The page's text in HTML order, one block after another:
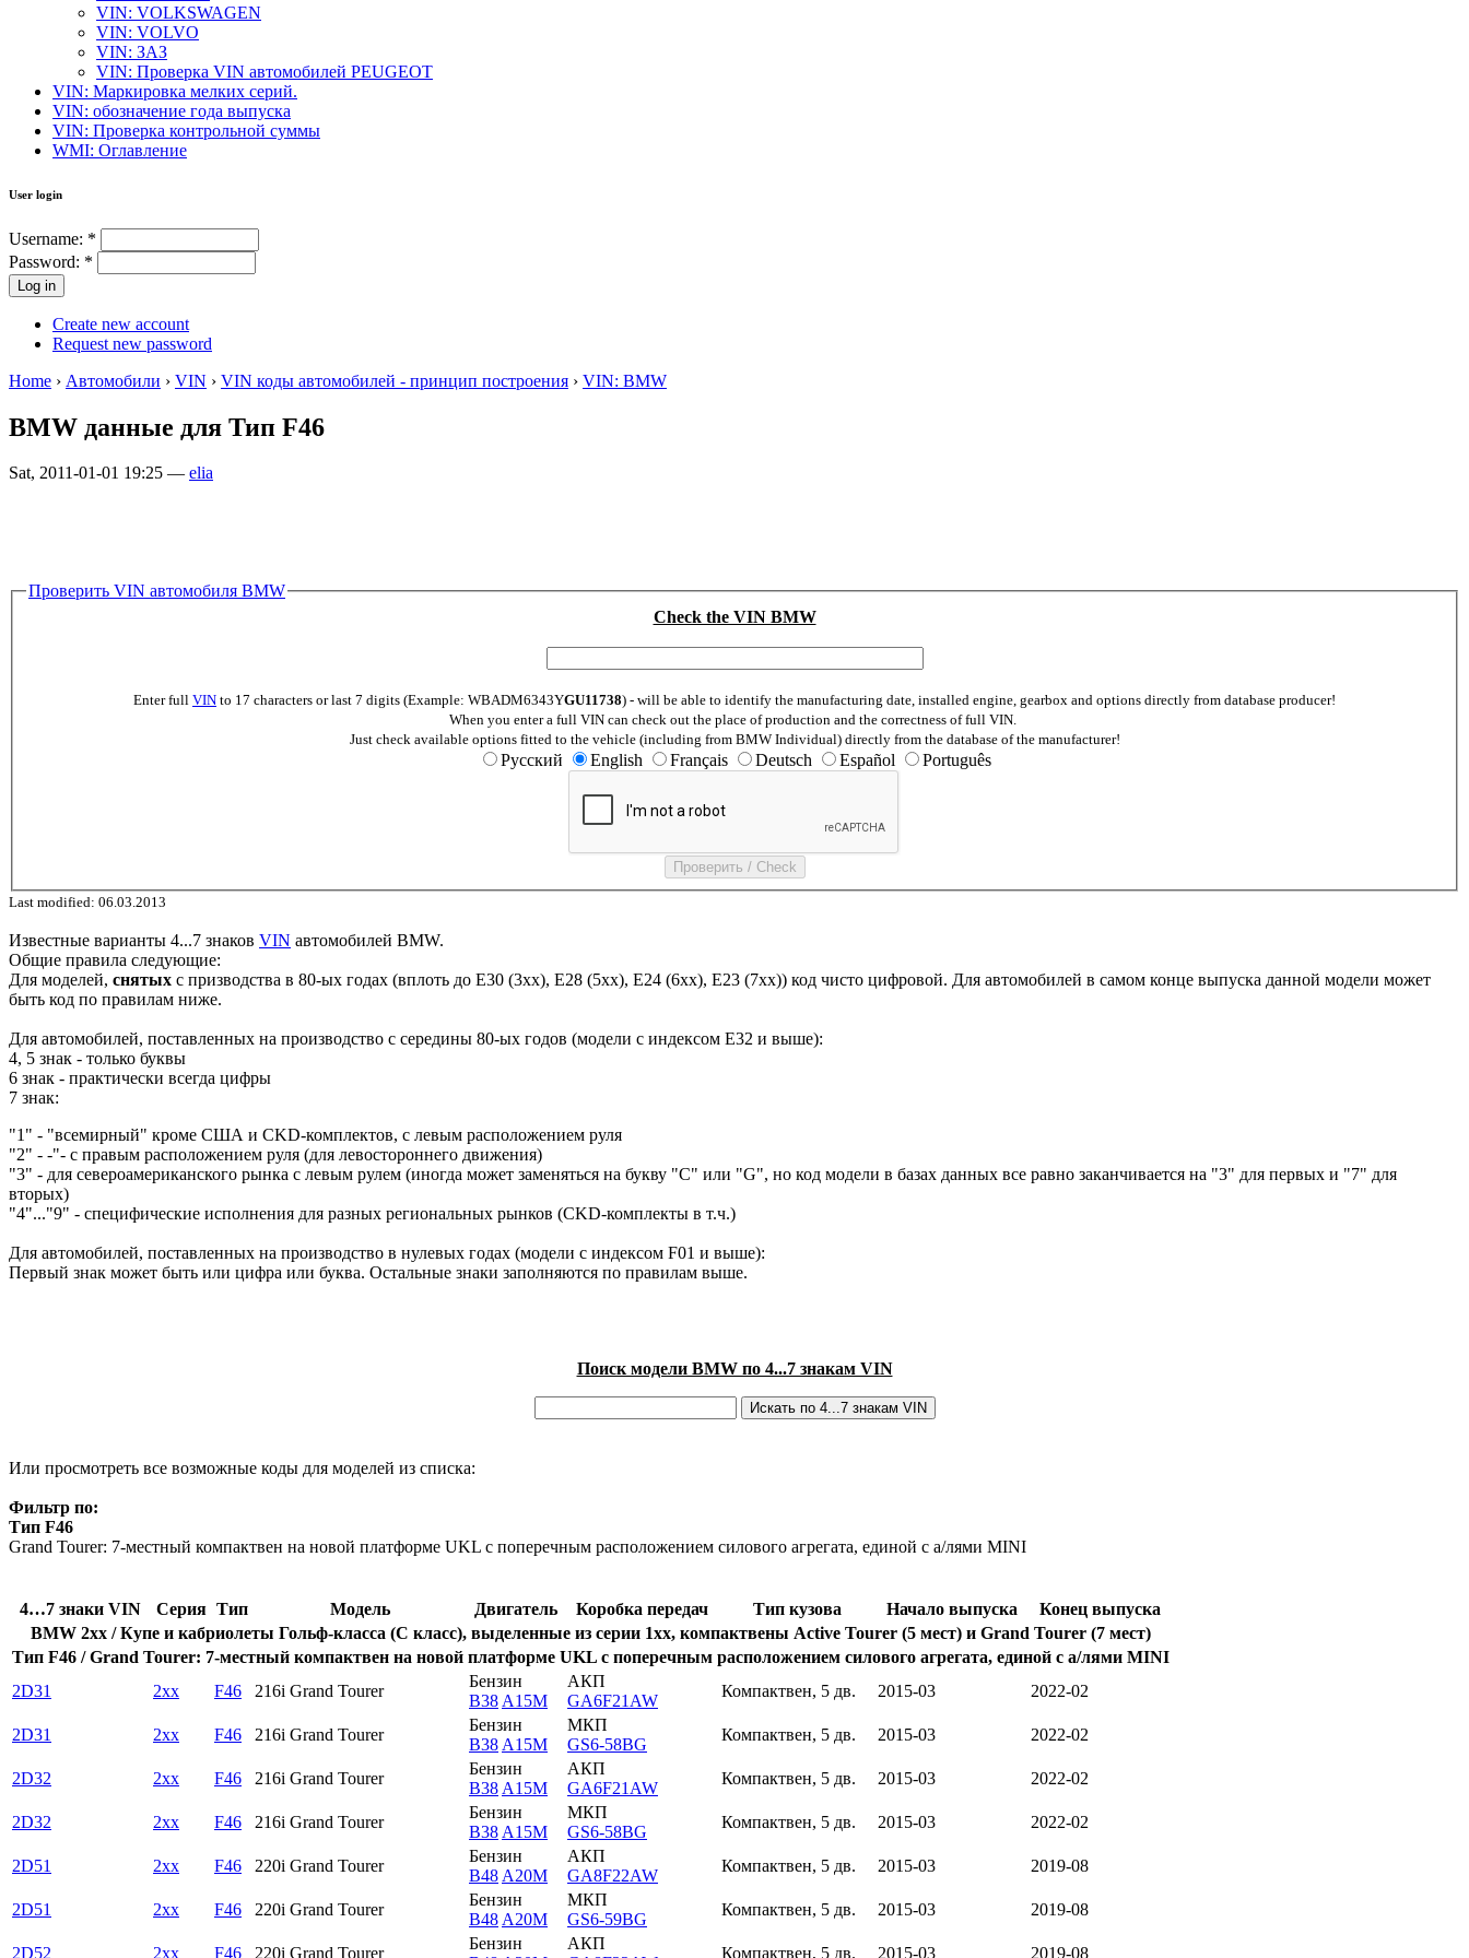
VIN: VOLKSWAGEN
VIN: VOLVO
VIN: ЗАЗ
VIN: Проверка VIN автомобилей PEUGEOT
VIN: Маркировка мелких серий.
VIN: обозначение года выпуска
VIN: Проверка контрольной суммы
WMI: Оглавление
User login
Username: *
Password: *
Create new account
Request new password
Home › Автомобили › VIN › VIN коды автомобилей - принцип построения › VIN: BMW
BMW данные для Тип F46
Sat, 2011-01-01 19:25 — elia
Проверить VIN автомобиля BMW
Check the VIN BMW
Enter full VIN to 17 characters or last 7 digits (Example: WBADM6343YGU11738) - will be able to identify the manufacturing date, installed engine, gearbox and options directly from database producer!
When you enter a full VIN can check out the place of production and the correctness of full VIN.
Just check available options fitted to the vehicle (including from BMW Individual) directly from the database of the manufacturer!
Русский English Français Deutsch Español Português
Last modified: 06.03.2013
Известные варианты 4...7 знаков VIN автомобилей BMW.
Общие правила следующие:
Для моделей, снятых с призводства в 80-ых годах (вплоть до E30 (3xx), E28 (5xx), E24 (6xx), E23 (7xx)) код чисто цифровой. Для автомобилей в самом конце выпуска данной модели может
быть код по правилам ниже.
Для автомобилей, поставленных на производство с середины 80-ых годов (модели с индексом E32 и выше):
4, 5 знак - только буквы
6 знак - практически всегда цифры
7 знак:
"1" - "всемирный" кроме США и CKD-комплектов, с левым расположением руля
"2" - -"- с правым расположением руля (для левостороннего движения)
"3" - для североамериканского рынка с левым рулем (иногда может заменяться на букву "C" или "G", но код модели в базах данных все равно заканчивается на "3" для первых и "7" для
вторых)
"4"..."9" - специфические исполнения для разных региональных рынков (CKD-комплекты в т.ч.)
Для автомобилей, поставленных на производство в нулевых годах (модели с индексом F01 и выше):
Первый знак может быть или цифра или буква. Остальные знаки заполняются по правилам выше.
Поиск модели BMW по 4...7 знакам VIN
Или просмотреть все возможные коды для моделей из списка:
Фильтр по:
Тип F46
Grand Tourer: 7-местный компактвен на новой платформе UKL с поперечным расположением силового агрегата, единой с а/лями MINI
4…7 знаки VIN Серия Тип Модель Двигатель Коробка передач Тип кузова Начало выпуска
Конец выпуска
BMW 2xx / Купе и кабриолеты Гольф-класса (C класс), выделенные из серии 1xx, компактвены Active Tourer (5 мест) и Grand Tourer (7 мест)
Тип F46 / Grand Tourer: 7-местный компактвен на новой платформе UKL с поперечным расположением силового агрегата, единой с а/лями MINI
2D31
2xx F46 216i Grand Tourer
Бензин
B38 A15M
АКП
GA6F21AW
Компактвен, 5 дв. 2015-03 2022-02
2D31 2xx F46 216i Grand Tourer
Бензин
B38 A15M
МКП
GS6-58BG
Компактвен, 5 дв. 2015-03 2022-02
2D32 2xx F46 216i Grand Tourer
Бензин
B38 A15M
АКП
GA6F21AW
Компактвен, 5 дв. 2015-03 2022-02
2D32 2xx F46 216i Grand Tourer
Бензин
B38 A15M
МКП
GS6-58BG
Компактвен, 5 дв. 2015-03 2022-02
2D51 2xx F46 220i Grand Tourer
Бензин
B48 A20M
АКП
GA8F22AW
Компактвен, 5 дв. 2015-03 2019-08
2D51 2xx F46 220i Grand Tourer
Бензин
B48 A20M
МКП
GS6-59BG
Компактвен, 5 дв. 2015-03 2019-08
2D52 2xx F46 220i Grand Tourer
Бензин
АКП
Компактвен, 5 дв. 2015-03 2019-08